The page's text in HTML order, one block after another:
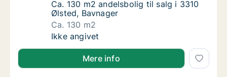
Ca. 130 m2 andelsbolig til salg i 3310
Ca. 130 m2 andelsbolig til salg i 3310
Ølsted, Bavnager
Ca. 130 m2
Ca. 130 m2 andelsbolig til salg i 3310
Ikke angivet
Mere info